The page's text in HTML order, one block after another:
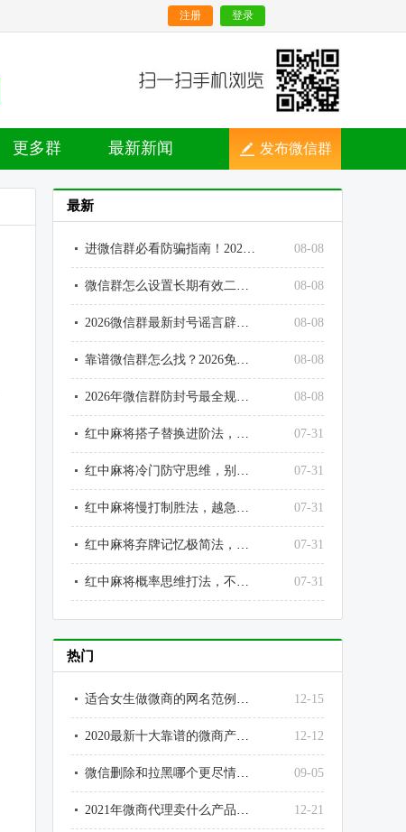
登录
注册
更多群 最新新闻 发布微信群
最新
进微信群必看防骗指南！2026社群高频骗局汇总 08-08
微信群怎么设置长期有效二维码？彻底解决7天过期问题 08-08
2026微信群最新封号谣言辟谣！别再被假规则误导 08-08
靠谱微信群怎么找？2026免费进正规社群的5个有效渠道 08-08
2026年微信群防封号最全规则！个人号、社群运营必看避坑指南 08-08
红中麻将搭子替换进阶法，越换越顺、越调越稳 07-31
红中麻将冷门防守思维，别人不防的点，就是你的输点 07-31
红中麻将慢打制胜法，越急躁越输、越沉稳越赢 07-31
红中麻将弃牌记忆极简法，不用死记也能精准读牌 07-31
红中麻将概率思维打法，不靠运气靠数理赢牌 07-31
热门
适合女生做微商的网名范例大全 12-15
2020最新十大靠谱的微商产品排行榜 12-12
微信删除和拉黑哪个更尽情？为什么？微信拉黑和删除好友的区别 09-05
2021年微商代理卖什么产品最赚钱？ 12-21